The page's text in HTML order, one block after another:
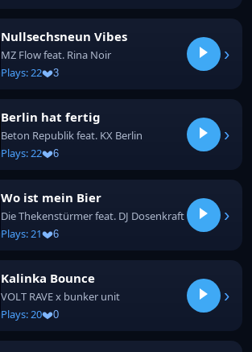
Nullsechsneun Vibes
MZ Flow feat. Rina Noir
Plays: 22
3
›
Berlin hat fertig
Beton Republik feat. KX Berlin
Plays: 22
6
›
Wo ist mein Bier
Die Thekenstürmer feat. DJ Dosenkraft
Plays: 21
6
›
Kalinka Bounce
VOLT RAVE x bunker unit
Plays: 20
0
›